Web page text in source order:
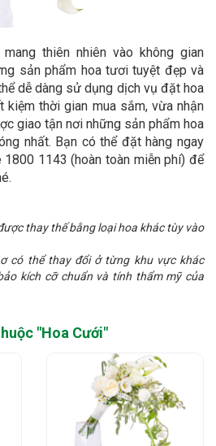
thiên nhiên vào không gian
sản phẩm hoa tươi tuyệt đẹp và
dễ dàng sử dụng dịch vụ đặt hoa
thời gian mua sắm, vừa nhận
giao tận nơi những sản phẩm hoa
nhất. Bạn có thể đặt hàng ngay
1143 (hoàn toàn miễn phí) để
thay thế bằng loại hoa khác tùy vào
có thể thay đổi ở từng khu vực khác
kích cỡ chuẩn và tính thẩm mỹ của
"Hoa Cưới"